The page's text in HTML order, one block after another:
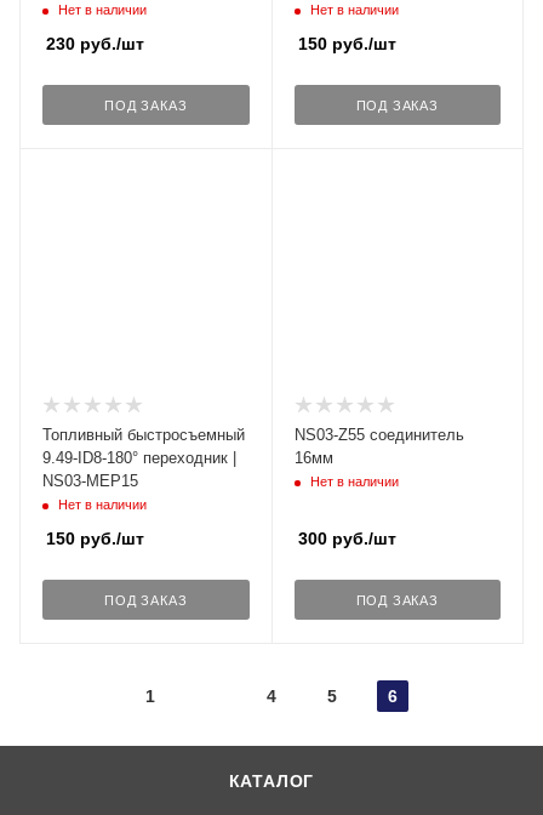
Нет в наличии
230 руб./шт
ПОД ЗАКАЗ
Нет в наличии
150руб./шт
ПОД ЗАКАЗ
Топливный быстросъемный
9.49-ID8-180° переходник |
NS03-MEP15
Нет в наличии
150 руб./шт
ПОД ЗАКАЗ
NS03-Z55 соединитель
16мм
Нет в наличии
300руб./шт
ПОД ЗАКАЗ
1 4 5 6
КАТАЛОГ